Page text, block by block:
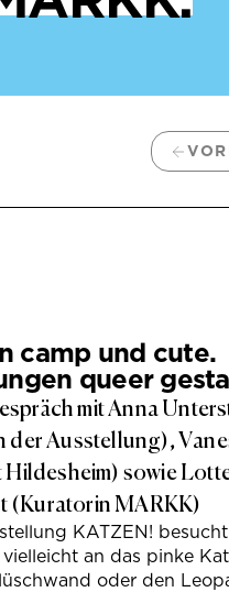
camp und cute.
queer
mit Anna
der Ausstellung),
Hildesheim) sowie
(Kuratorin MARKK)
KATZEN!
an das pinke
oder den